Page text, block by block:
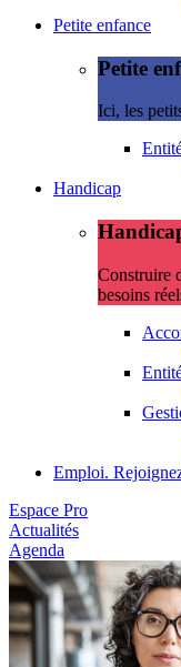
Petite enfance
Petite
Ici, les
Handicap
Construire
besoins
Emploi.
Espace Pro
Actualités
Agenda